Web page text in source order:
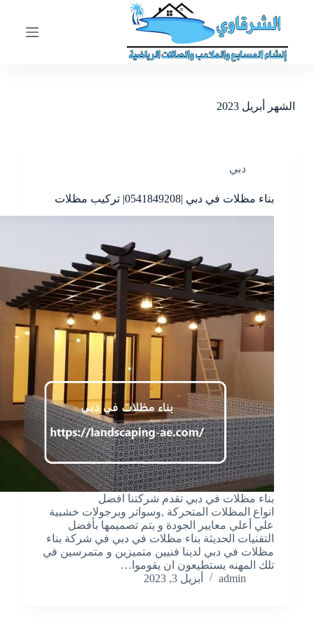
و
الشهر أبريل 2023
دبي
بناء مظلات في دبي |0541849208| تركيب مظلات
بناء مظلات في دبي تقدم شركتنا افضل
انواع المظلات المتحركة ,وسواتر وبرجولات خشبية
علي أعلي معايير الجودة و يتم تصميمها بأفضل
التقنيات الحديثة بناء مظلات في دبي في شركة بناء
مظلات في دبي لدينا فنيين متميزين و متمرسين في
تلك المهنه يستطيعون ان يقوموا…
admin
أبريل 3, 2023